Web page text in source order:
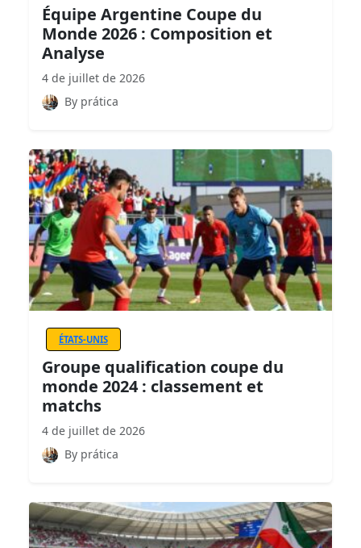
Équipe Argentine Coupe du
Monde 2026 : Composition et
Analyse
4 de juillet de 2026
By prática
ÉTATS-UNIS
Groupe qualification coupe du
monde 2024 : classement et
matchs
4 de juillet de 2026
By prática